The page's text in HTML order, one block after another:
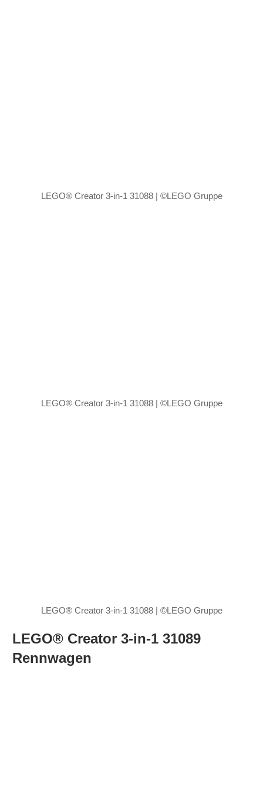
LEGO® Creator 3-in-1 31088 | ©LEGO Gruppe
LEGO® Creator 3-in-1 31088 | ©LEGO Gruppe
LEGO® Creator 3-in-1 31088 | ©LEGO Gruppe
LEGO® Creator 3-in-1 31089
Rennwagen